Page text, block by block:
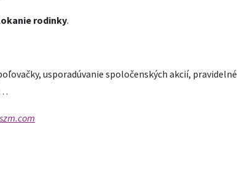
rodinky.
usporadúvanie spoločenských akcií, pravidelné